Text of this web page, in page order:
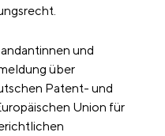
und
über
Patent- und
Union für